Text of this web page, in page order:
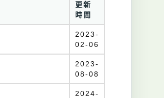
更新
時間
2023-
02-06
2023-
08-08
2024-